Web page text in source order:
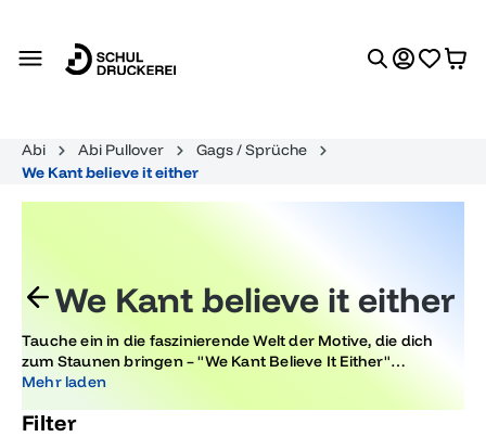
Abi Abi Pullover
Gags / Sprüche
We Kant believe it either
We Kant believe it either
Tauche ein in die faszinierende Welt der Motive, die dich
zum Staunen bringen – "We Kant Believe It Either"
verbindet auf kreative Weise das Abitur-Feeling mit
Kunstliebhabers höher schlagen lassen.
Mehr laden
Filter